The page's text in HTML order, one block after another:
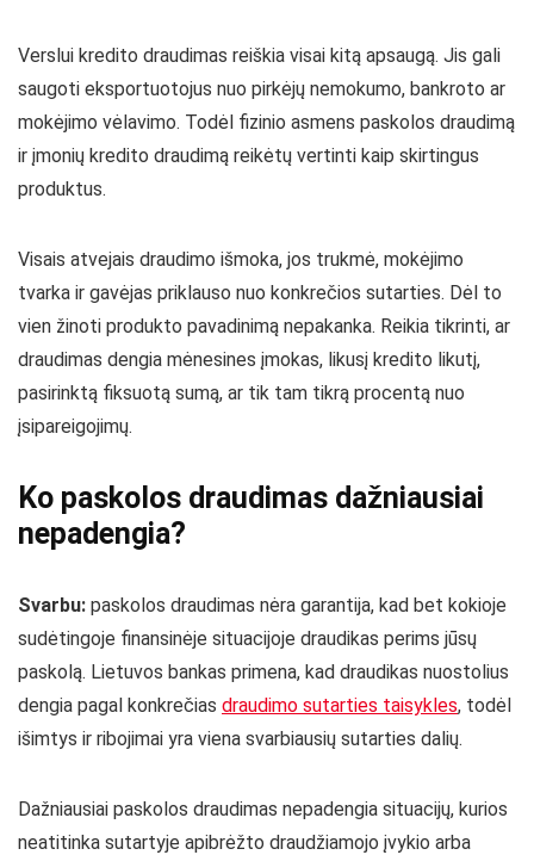
Verslui kredito draudimas reiškia visai kitą apsaugą. Jis gali
saugoti eksportuotojus nuo pirkėjų nemokumo, bankroto ar
mokėjimo vėlavimo. Todėl fizinio asmens paskolos draudimą
ir įmonių kredito draudimą reikėtų vertinti kaip skirtingus
produktus.
Visais atvejais draudimo išmoka, jos trukmė, mokėjimo
tvarka ir gavėjas priklauso nuo konkrečios sutarties. Dėl to
vien žinoti produkto pavadinimą nepakanka. Reikia tikrinti, ar
draudimas dengia mėnesines įmokas, likusį kredito likutį,
pasirinktą fiksuotą sumą, ar tik tam tikrą procentą nuo
įsipareigojimų.
Ko paskolos draudimas dažniausiai
nepadengia?
Svarbu: paskolos draudimas nėra garantija, kad bet kokioje
sudėtingoje finansinėje situacijoje draudikas perims jūsų
paskolą. Lietuvos bankas primena, kad draudikas nuostolius
dengia pagal konkrečias draudimo sutarties taisykles, todėl
išimtys ir ribojimai yra viena svarbiausių sutarties dalių.
Dažniausiai paskolos draudimas nepadengia situacijų, kurios
neatitinka sutartyje apibrėžto draudžiamojo įvykio arba